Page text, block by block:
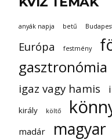
anyák napja betű
Európa festmény
gasztronómia
igaz vagy hamis
király költő
madár magyar